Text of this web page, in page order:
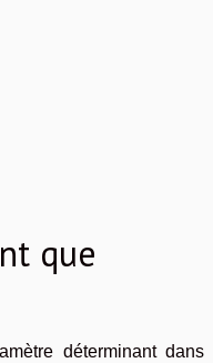
que
déterminant dans